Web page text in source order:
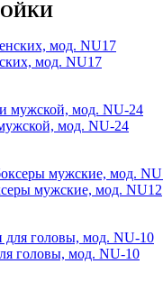
мод. NU17
мод. NU-24
мужские, мод. NU12
головы, мод. NU-10